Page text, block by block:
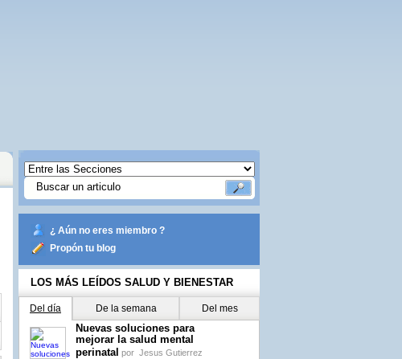
¿ Aún no eres miembro ?
Propón tu blog
LOS MÁS LEÍDOS SALUD Y BIENESTAR
Del día De la semana Del mes
Nuevas soluciones para
mejorar la salud mental
perinatal por Jesus Gutierrez